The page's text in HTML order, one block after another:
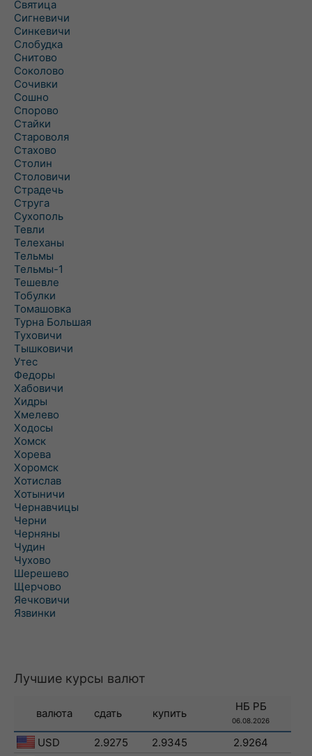
Святица
Сигневичи
Синкевичи
Слобудка
Снитово
Соколово
Сочивки
Сошно
Спорово
Стайки
Староволя
Стахово
Столин
Столовичи
Страдечь
Струга
Сухополь
Тевли
Телеханы
Тельмы
Тельмы-1
Тешевле
Тобулки
Томашовка
Турна Большая
Туховичи
Тышковичи
Утес
Федоры
Хабовичи
Хидры
Хмелево
Ходосы
Хомск
Хорева
Хоромск
Хотислав
Хотыничи
Чернавчицы
Черни
Черняны
Чудин
Чухово
Шерешево
Щерчово
Яечковичи
Язвинки
Лучшие курсы валют
валюта сдать купить
НБ РБ
06.08.2026
USD 2.9275 2.9345
2.9264